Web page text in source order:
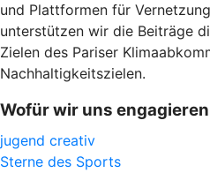
und Plattformen für
unterstützen wir die Beiträge
Zielen des Pariser
Nachhaltigkeitszielen.
Wofür wir uns engagieren
jugend creativ
Sterne des Sports